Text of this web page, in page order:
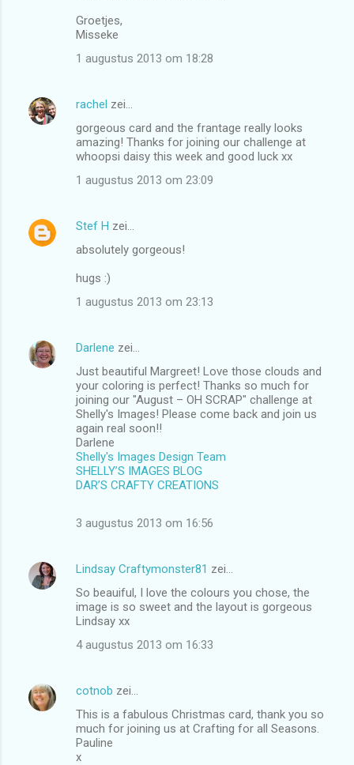
Groetjes,
Misseke
1 augustus 2013 om 18:28
rachel zei…
gorgeous card and the frantage really looks
amazing! Thanks for joining our challenge at
whoopsi daisy this week and good luck xx
1 augustus 2013 om 23:09
Stef H zei…
absolutely gorgeous!
hugs :)
1 augustus 2013 om 23:13
Darlene zei…
Just beautiful Margreet! Love those clouds and
your coloring is perfect! Thanks so much for
joining our "August – OH SCRAP" challenge at
Shelly's Images! Please come back and join us
again real soon!!
Darlene
Shelly's Images Design Team
SHELLY’S IMAGES BLOG
DAR’S CRAFTY CREATIONS
3 augustus 2013 om 16:56
Lindsay Craftymonster81 zei…
So beauiful, I love the colours you chose, the
image is so sweet and the layout is gorgeous
Lindsay xx
4 augustus 2013 om 16:33
cotnob zei…
This is a fabulous Christmas card, thank you so
much for joining us at Crafting for all Seasons.
Pauline
x